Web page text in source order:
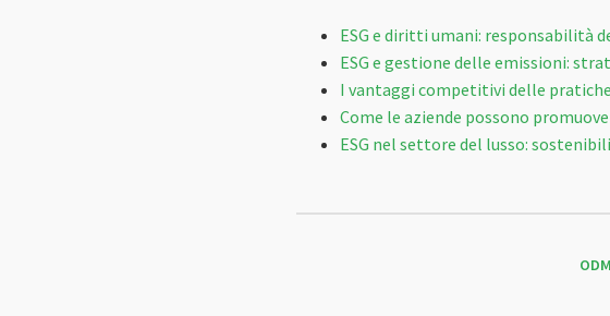
ESG e diritti umani: responsabilità
ESG e gestione delle emissioni:
I vantaggi competitivi delle pratiche
Come le aziende possono
ESG nel settore del lusso: